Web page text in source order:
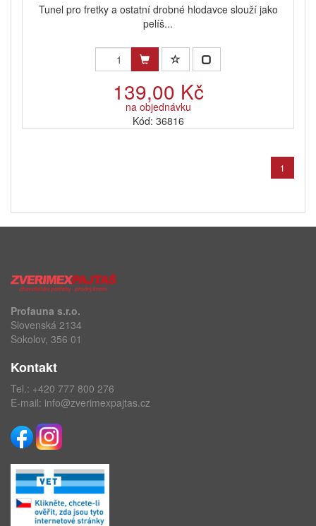
Tunel pro fretky a ostatní drobné hlodavce slouží jako
pelíš...
139,00 Kč
na objednávku
Kód: 36816
1
Profauna s.r.o.
Slovenská 2134
Sokolov, 356 01
Kontakt
Tel.: +420 777 800 276
E-mail: info@zverimexpajtas.cz